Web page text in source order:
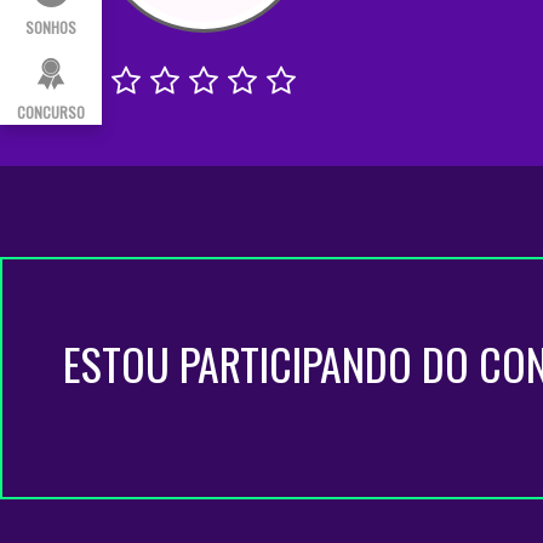
SONHOS
CONCURSO
ESTOU PARTICIPANDO DO